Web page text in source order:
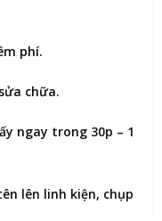
phí.
chữa.
ngay trong 30p – 1
lên linh kiện, chụp